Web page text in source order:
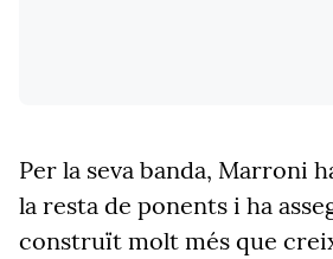
Per la seva banda, Marroni
la resta de ponents i ha
construït molt més que